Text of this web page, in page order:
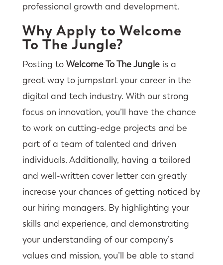
professional growth and development.
Why Apply to Welcome
To The Jungle?
Posting to Welcome To The Jungleis a
great way to jumpstart your career in the
digital and tech industry. With our strong
focus on innovation, you’ll have the chance
to work on cutting-edge projects and be
part of a team of talented and driven
individuals. Additionally, having a tailored
and well-written cover letter can greatly
increase your chances of getting noticed by
our hiring managers. By highlighting your
skills and experience, and demonstrating
your understanding of our company’s
values and mission, you’ll be able to stand